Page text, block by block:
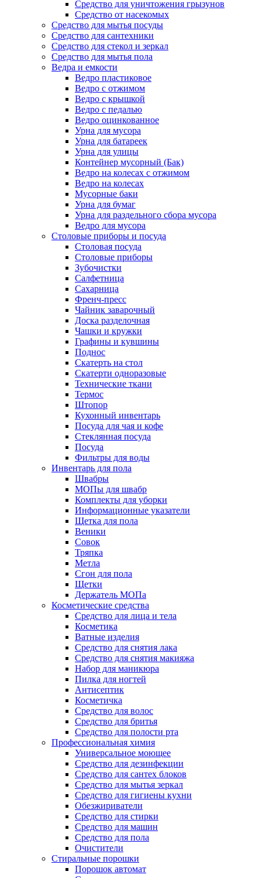
Средство для уничтожения грызунов
Средство от насекомых
Средство для мытья посуды
Средство для сантехники
Средство для стекол и зеркал
Средство для мытья пола
Ведра и емкости
Ведро пластиковое
Ведро с отжимом
Ведро с крышкой
Ведро с педалью
Ведро оцинкованное
Урна для мусора
Урна для батареек
Урна для улицы
Контейнер мусорный (Бак)
Ведро на колесах с отжимом
Ведро на колесах
Мусорные баки
Урна для бумаг
Урна для раздельного сбора мусора
Ведро для мусора
Столовые приборы и посуда
Столовая посуда
Столовые приборы
Зубочистки
Салфетница
Сахарница
Френч-пресс
Чайник заварочный
Доска разделочная
Чашки и кружки
Графины и кувшины
Поднос
Скатерть на стол
Скатерти одноразовые
Технические ткани
Термос
Штопор
Кухонный инвентарь
Посуда для чая и кофе
Стеклянная посуда
Посуда
Фильтры для воды
Инвентарь для пола
Швабры
МОПы для швабр
Комплекты для уборки
Информационные указатели
Щетка для пола
Веники
Совок
Тряпка
Метла
Сгон для пола
Щетки
Держатель МОПа
Косметические средства
Средство для лица и тела
Косметика
Ватные изделия
Средство для снятия лака
Средство для снятия макияжа
Набор для маникюра
Пилка для ногтей
Антисептик
Косметичка
Средство для волос
Средство для бритья
Средство для полости рта
Профессиональная химия
Универсальное моющее
Средство для дезинфекции
Средство для сантех блоков
Средство для мытья зеркал
Средство для гигиены кухни
Обезжириватели
Средство для стирки
Средство для машин
Средство для пола
Очистители
Стиральные порошки
Порошок автомат